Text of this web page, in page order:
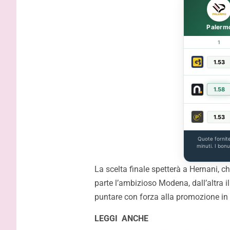
1
1.53
1.58
1.53
Quote
minuti. I
La scelta finale spetterà a Hernani,
parte l’ambizioso Modena,
puntare con forza alla promozione in
LEGGI ANCHE